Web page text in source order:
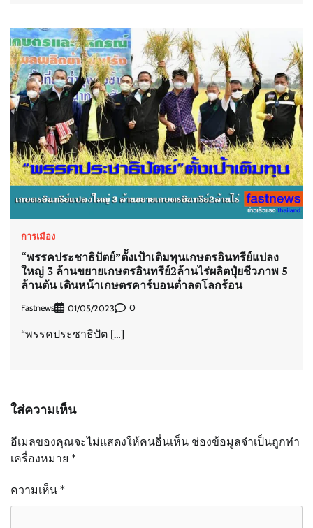
การเมือง
“พรรคประชาธิปัตย์”ตั้งเป้าเติมทุนเกษตรอินทรีย์แปลง
ใหญ่ 3 ล้านขยายเกษตรอินทรีย์2ล้านไร่ผลิตปุ๋ยชีวภาพ 5
ล้านตัน เดินหน้าเกษตรคาร์บอนต่ำลดโลกร้อน
Fastnews 01/05/2023 0
“พรรคประชาธิปัต […]
ใส่ความเห็น
อีเมลของคุณจะไม่แสดงให้คนอื่นเห็น ช่องข้อมูลจำเป็นถูกทำ
เครื่องหมาย *
ความเห็น *